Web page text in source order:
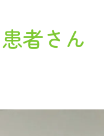
者さん